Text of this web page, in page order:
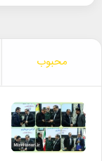
محبوب